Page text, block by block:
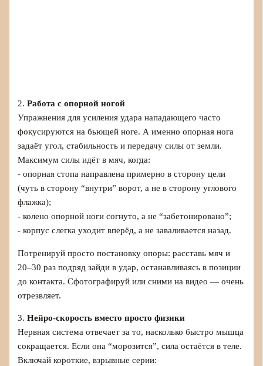
2.Работа с опорной ногой
Упражнения для усиления удара нападающего часто
фокусируются на бьющей ноге. А именно опорная нога
задаёт угол, стабильность и передачу силы от земли.
Максимум силы идёт в мяч, когда:
- опорная стопа направлена примерно в сторону цели
(чуть в сторону “внутри” ворот, а не в сторону углового
флажка);
- колено опорной ноги согнуто, а не “забетонировано”;
- корпус слегка уходит вперёд, а не заваливается назад.
Потренируй просто постановку опоры: расставь мяч и
20–30 раз подряд зайди в удар, останавливаясь в позиции
до контакта. Сфотографируй или сними на видео — очень
отрезвляет.
3.Нейро-скорость вместо просто физики
Нервная система отвечает за то, насколько быстро мышца
сокращается. Если она “морозится”, сила остаётся в теле.
Включай короткие, взрывные серии: